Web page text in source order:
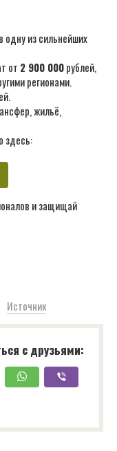
одну из сильнейших
от 2 900 000рублей,
регионами.
жильё,
здесь:
и защищай
Источник
с друзьями: